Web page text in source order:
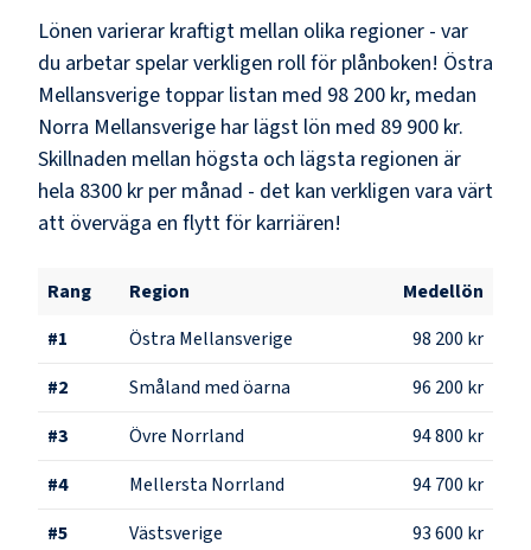
Lönen varierar kraftigt mellan olika regioner - var
du arbetar spelar verkligen roll för plånboken! Östra
Mellansverige toppar listan med 98 200 kr, medan
Norra Mellansverige har lägst lön med 89 900 kr.
Skillnaden mellan högsta och lägsta regionen är
hela 8300 kr per månad - det kan verkligen vara värt
att överväga en flytt för karriären!
Rang Region
Medellön
#1 Östra Mellansverige
98 200 kr
#2 Småland med öarna
96 200 kr
#3 Övre Norrland
94 800 kr
#4 Mellersta Norrland
94 700 kr
#5 Västsverige 93 600 kr